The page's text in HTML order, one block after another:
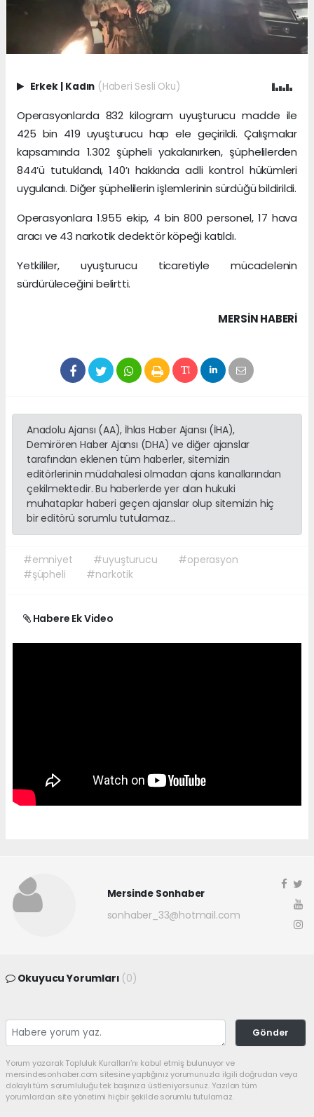
Erkek | Kadın (Haberi Sesli Oku)
Operasyonlarda 832 kilogram uyuşturucu madde ile
425 bin 419 uyuşturucu hap ele geçirildi. Çalışmalar
kapsamında 1.302 şüpheli yakalanırken, şüphelilerden
844’ü tutuklandı, 140’ı hakkında adli kontrol hükümleri
uygulandı. Diğer şüphelilerin işlemlerinin sürdüğü bildirildi.
Operasyonlara 1.955 ekip, 4 bin 800 personel, 17 hava
aracı ve 43 narkotik dedektör köpeği katıldı.
Yetkililer, uyuşturucu ticaretiyle mücadelenin
sürdürüleceğini belirtti.
MERSIN HABERİ
Anadolu Ajansı (AA), İhlas Haber Ajansı (İHA),
Demirören Haber Ajansı (DHA) ve diğer ajanslar
tarafından eklenen tüm haberler, sitemizin
editörlerinin müdahalesi olmadan ajans kanallarından
çekilmektedir. Bu haberlerde yer alan hukuki
muhataplar haberi geçen ajanslar olup sitemizin hiç
bir editörü sorumlu tutulamaz...
#emniyet #uyuşturucu
#operasyon
#şüpheli
#narkotik
Habere Ek Video
Mersinde Sonhaber
sonhaber_33@hotmail.com
Okuyucu Yorumları (0)
Gönder
Yorum yazarak Topluluk Kuralları’nı kabul etmiş bulunuyor ve
mersindesonhaber.com sitesine yaptığınız yorumunuzla ilgili doğrudan veya
dolaylı tüm sorumluluğu tek başınıza üstleniyorsunuz. Yazılan tüm
yorumlardan site yönetimi hiçbir şekilde sorumlu tutulamaz.